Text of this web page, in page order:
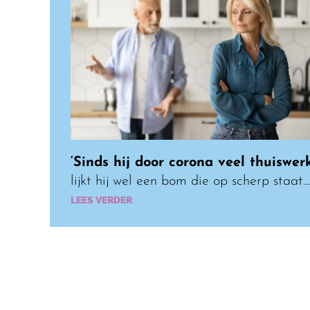
‘Sinds hij door corona veel
lijkt hij wel een bom die op scherp
LEES VERDER